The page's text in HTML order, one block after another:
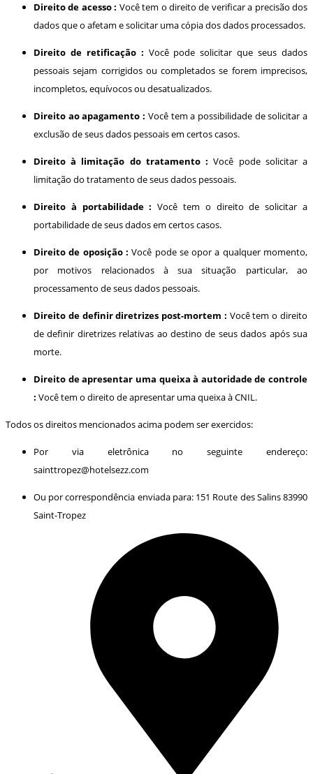
Direito de acesso : Você tem o direito de verificar a precisão dos
dados que o afetam e solicitar uma cópia dos dados processados.
Direito de retificação : Você pode solicitar que seus dados
pessoais sejam corrigidos ou completados se forem imprecisos,
incompletos, equívocos ou desatualizados.
Direito ao apagamento : Você tem a possibilidade de solicitar a
exclusão de seus dados pessoais em certos casos.
Direito à limitação do tratamento : Você pode solicitar a
limitação do tratamento de seus dados pessoais.
Direito à portabilidade : Você tem o direito de solicitar a
portabilidade de seus dados em certos casos.
Direito de oposição : Você pode se opor a qualquer momento,
por motivos relacionados à sua situação particular, ao
processamento de seus dados pessoais.
Direito de definir diretrizes post-mortem : Você tem o direito
de definir diretrizes relativas ao destino de seus dados após sua
morte.
Direito de apresentar uma queixa à autoridade de controle
: Você tem o direito de apresentar uma queixa à CNIL.
Todos os direitos mencionados acima podem ser exercidos:
Por via eletrônica no seguinte endereço:
sainttropez@hotelsezz.com
Ou por correspondência enviada para: 151 Route des Salins 83990
Saint-Tropez